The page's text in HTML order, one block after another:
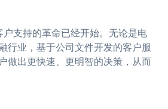
支持的革命已经开始。无论是电
行业，基于公司文件开发的客户服
做出更快速、更明智的决策，从而